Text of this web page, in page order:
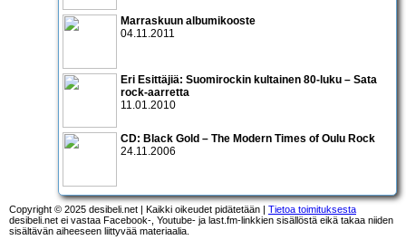
Marraskuun albumikooste
04.11.2011
Eri Esittäjiä: Suomirockin kultainen 80-luku – Sata
rock-aarretta
11.01.2010
CD: Black Gold – The Modern Times of Oulu Rock
24.11.2006
Copyright © 2025 desibeli.net | Kaikki oikeudet pidätetään | Tietoa toimituksesta
desibeli.net ei vastaa Facebook-, Youtube- ja last.fm-linkkien sisällöstä eikä takaa niiden
sisältävän aiheeseen liittyvää materiaalia.